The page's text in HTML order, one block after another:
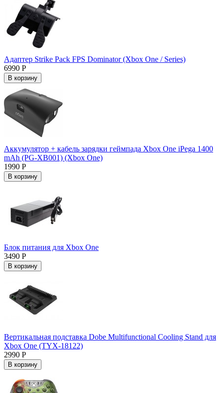
Адаптер Strike Pack FPS Dominator (Xbox One / Series)
6990 Р
В корзину
Аккумулятор + кабель зарядки геймпада Xbox One iPega 1400
mAh (PG-XB001) (Xbox One)
1990 Р
В корзину
Блок питания для Xbox One
3490 Р
В корзину
Вертикальная подставка Dobe Multifunctional Cooling Stand для
Xbox One (TYX-18122)
2990 Р
В корзину